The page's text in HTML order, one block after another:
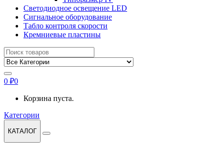
Светодиодное освещение LED
Сигнальное оборудование
Табло контроля скорости
Кремниевые пластины
Найти:
0 ₽0
Корзина пуста.
Категории
КАТАЛОГ